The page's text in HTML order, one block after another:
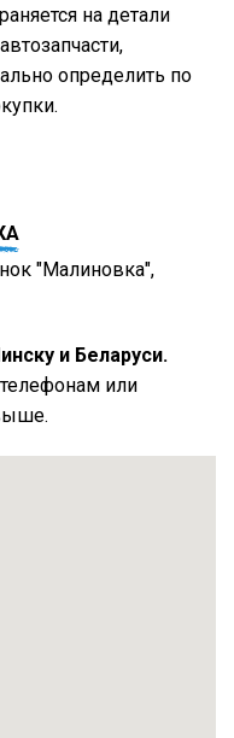
на детали
определить по
"Малиновка",
и Беларуси.
или